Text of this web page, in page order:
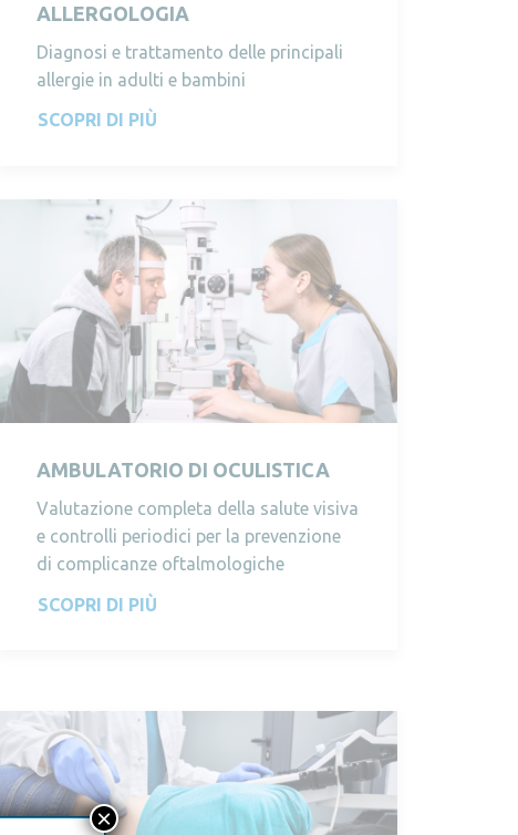
ALLERGOLOGIA
Diagnosi e trattamento delle principali
allergie in adulti e bambini
SCOPRI DI PIÙ
AMBULATORIO DI OCULISTICA
Valutazione completa della salute visiva
e controlli periodici per la prevenzione
di complicanze oftalmologiche
SCOPRI DI PIÙ
×